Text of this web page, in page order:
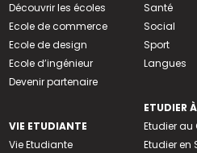
Découvrir les écoles
Ecole de commerce
Ecole de design
Ecole d’ingénieur
Devenir partenaire
VIE ETUDIANTE
Vie Etudiante
Santé
Social
Sport
Langues
ETUDIER
Etudier
Etudier en